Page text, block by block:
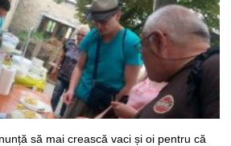
să mai crească vaci și oi pentru că